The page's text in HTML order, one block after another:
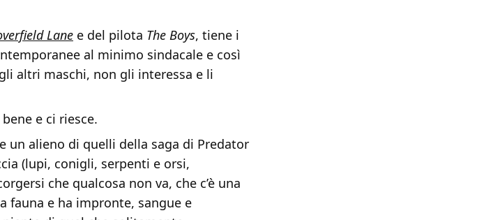
Lane e del pilota The Boys, tiene i
al minimo sindacale e così
altri maschi, non gli interessa e li
e ci riesce.
un alieno di quelli della saga di Predator
(lupi, conigli, serpenti e orsi,
che qualcosa non va, che c’è una
fauna e ha impronte, sangue e